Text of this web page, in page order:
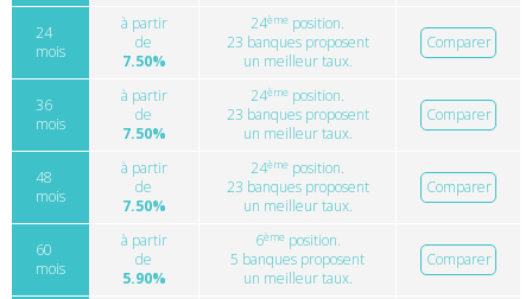
24
mois
à partir
de
7.50%
24ème position.
23 banques proposent
un meilleur taux.
Comparer
36
mois
à partir
de
7.50%
24ème position.
23 banques proposent
un meilleur taux.
Comparer
48
mois
à partir
de
7.50%
24ème position.
23 banques proposent
un meilleur taux.
Comparer
60
mois
à partir
de
5.90%
6èmeposition.
5 banques proposent
un meilleur taux.
Comparer